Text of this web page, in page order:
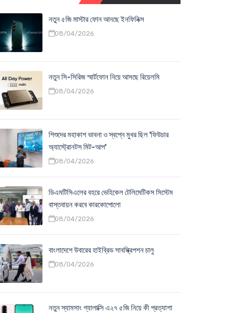
নতুন ৫জি মাস্টার ফোন আনছে ইনফিনিক্স
08/04/2026
নতুন সি-সিরিজ স্মার্টফোন নিয়ে আসছে রিয়েলমি
08/04/2026
শিশুদের মহাকাশ ভাবনা ও স্বপ্নে মুখর ছিল 'ফিউচার
অ্যাস্ট্রোনটস মিট-আপ'
08/04/2026
ডিএমটিসিএলের বহরে ভেহিকেল টেলিমেটিকস সিস্টেম
বাস্তবায়ন করবে কারকোপোলো
08/04/2026
বাংলাদেশে উবারের হাইব্রিড সাবস্ক্রিপশন চালু
08/04/2026
নতুন স্যামসাং গ্যালাক্সি এ২৭ ৫জি নিয়ে কী প্রত্যাশা